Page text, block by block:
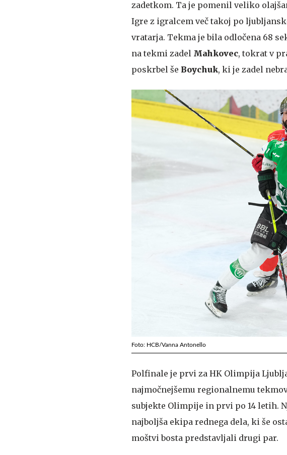
zadetkom. Ta je pomenil veliko
Igre z igralcem več takoj po
vratarja. Tekma je bila odločena 68
na tekmi zadel Mahkovec, tokrat v
poskrbel še Boychuk, ki je zadel
Foto: HCB/Vanna Antonello
Polfinale je prvi za HK Olimpija
najmočnejšemu regionalnemu
subjekte Olimpije in prvi po 14 letih.
najboljša ekipa rednega dela, ki še
moštvi bosta predstavljali drugi par.